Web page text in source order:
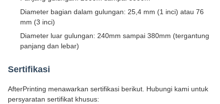
Diameter bagian dalam gulungan: 25,4 mm (1 inci) atau 76
mm (3 inci)
Diameter luar gulungan: 240mm sampai 380mm (tergantung
panjang dan lebar)
Sertifikasi
AfterPrinting menawarkan sertifikasi berikut. Hubungi kami untuk
persyaratan sertifikat khusus: